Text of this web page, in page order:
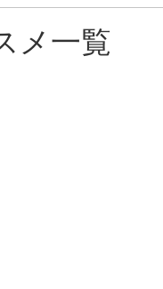
メ一覧